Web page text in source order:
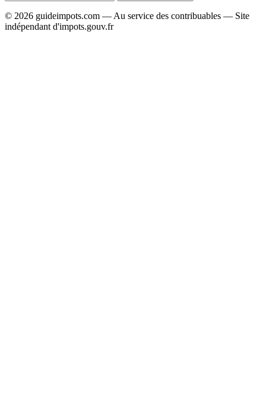
© 2026 guideimpots.com — Au service des contribuables — Site
indépendant d'impots.gouv.fr